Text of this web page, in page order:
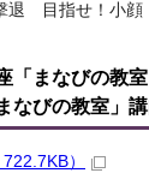
退 目指せ！小顔
「まなびの教
なびの教室」
）